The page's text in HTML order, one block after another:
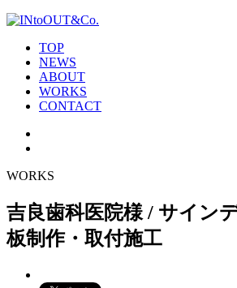
TOP
NEWS
ABOUT
WORKS
CONTACT
WORKS
吉良歯科医院様 / サイン
板制作・取付施工